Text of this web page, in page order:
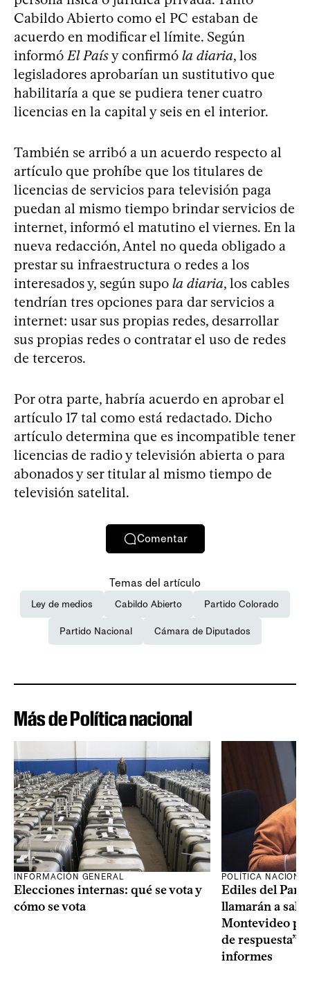
Cabildo Abierto como el PC estaban de
acuerdo en modificar el límite. Según
informó El Paísy confirmó la diaria, los
legisladores aprobarían un sustitutivo que
habilitaría a que se pudiera tener cuatro
licencias en la capital y seis en el interior.
También se arribó a un acuerdo respecto al
artículo que prohíbe que los titulares de
licencias de servicios para televisión paga
puedan al mismo tiempo brindar servicios de
internet, informó el matutino el viernes. En la
nueva redacción, Antel no queda obligado a
prestar su infraestructura o redes a los
interesados y, según supo la diaria, los cables
tendrían tres opciones para dar servicios a
internet: usar sus propias redes, desarrollar
sus propias redes o contratar el uso de redes
de terceros.
Por otra parte, habría acuerdo en aprobar el
artículo 17 tal como está redactado. Dicho
artículo determina que es incompatible tener
licencias de radio y televisión abierta o para
abonados y ser titular al mismo tiempo de
televisión satelital.
Comentar
Temas del artículo
Ley de medios Cabildo Abierto Partido Colorado
Partido Nacional Cámara de Diputados
Más de Política nacional
INFORMACIÓN GENERAL
Elecciones internas: qué se vota y
cómo se vota
POLÍTICA
Ediles del
llamarán a sala
Montevideo
de respuesta”
informes